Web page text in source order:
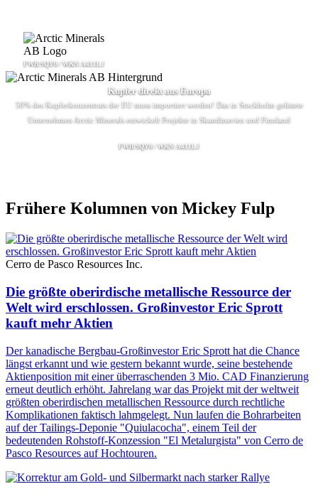
FWB:9QY0 / WKN:A411LJ
Kupfer direkt aus Europa
50% des Kupferkonzentrats der EU muss importiert werden! Das in Stockholm gelistete
Unternehmen Arctic Minerals entwickelt Projekte in Skandinavien und Finnland
FWB:9QY0 / WKN:A411LJ
Frühere Kolumnen von Mickey Fulp
Cerro de Pasco Resources Inc.
Die größte oberirdische metallische Ressource der
Welt wird erschlossen. Großinvestor Eric Sprott
kauft mehr Aktien
Der kanadische Bergbau-Großinvestor Eric Sprott hat die Chance
längst erkannt und wie gestern bekannt wurde, seine bestehende
Aktienposition mit einer überraschenden 3 Mio. CAD Finanzierung
erneut deutlich erhöht. Jahrelang war das Projekt mit der weltweit
größten oberirdischen metallischen Ressource durch rechtliche
Komplikationen faktisch lahmgelegt. Nun laufen die Bohrarbeiten
auf der Tailings-Deponie "Quiulacocha", einem Teil der
bedeutenden Rohstoff-Konzession "El Metalurgista" von Cerro de
Pasco Resources auf Hochtouren.